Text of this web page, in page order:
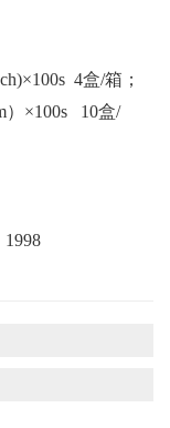
4盒/箱；
）×100s 10盒/
1998